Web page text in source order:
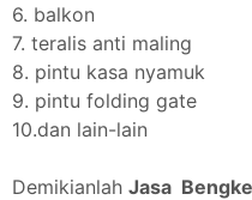
6. balkon
7. teralis anti maling
8. pintu kasa nyamuk
9. pintu folding gate
10.dan lain-lain
Demikianlah Jasa